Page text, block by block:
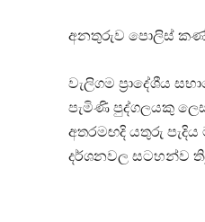
අනතුරුව පොලිස්
වැලිගම ප්‍රාදේශීය
පැමිණි පුද්ගලයකු
අතරමඟදි යතුරු
දර්ශනවල සටහන්ව